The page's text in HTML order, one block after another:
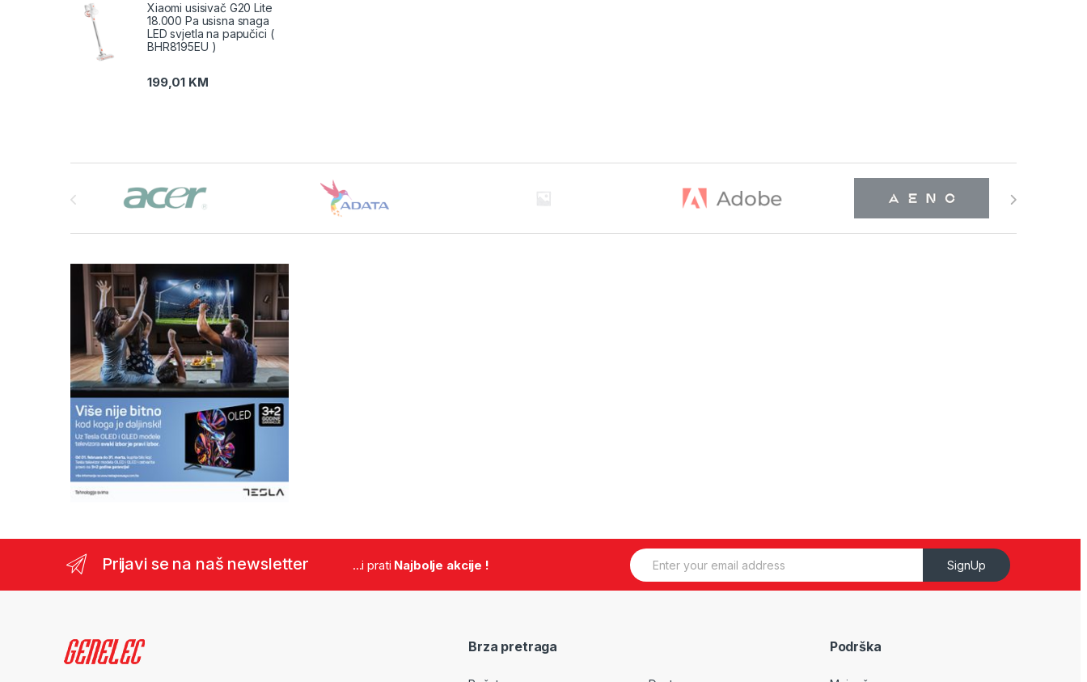
Xiaomi usisivač G20 Lite
18.000 Pa usisna snaga
LED svjetla na papučici (
BHR8195EU )
199,01 KM
Prijavi se na naš newsletter ...i prati Najbolje akcije !
E
m
SignUp
Brza pretraga Podrška